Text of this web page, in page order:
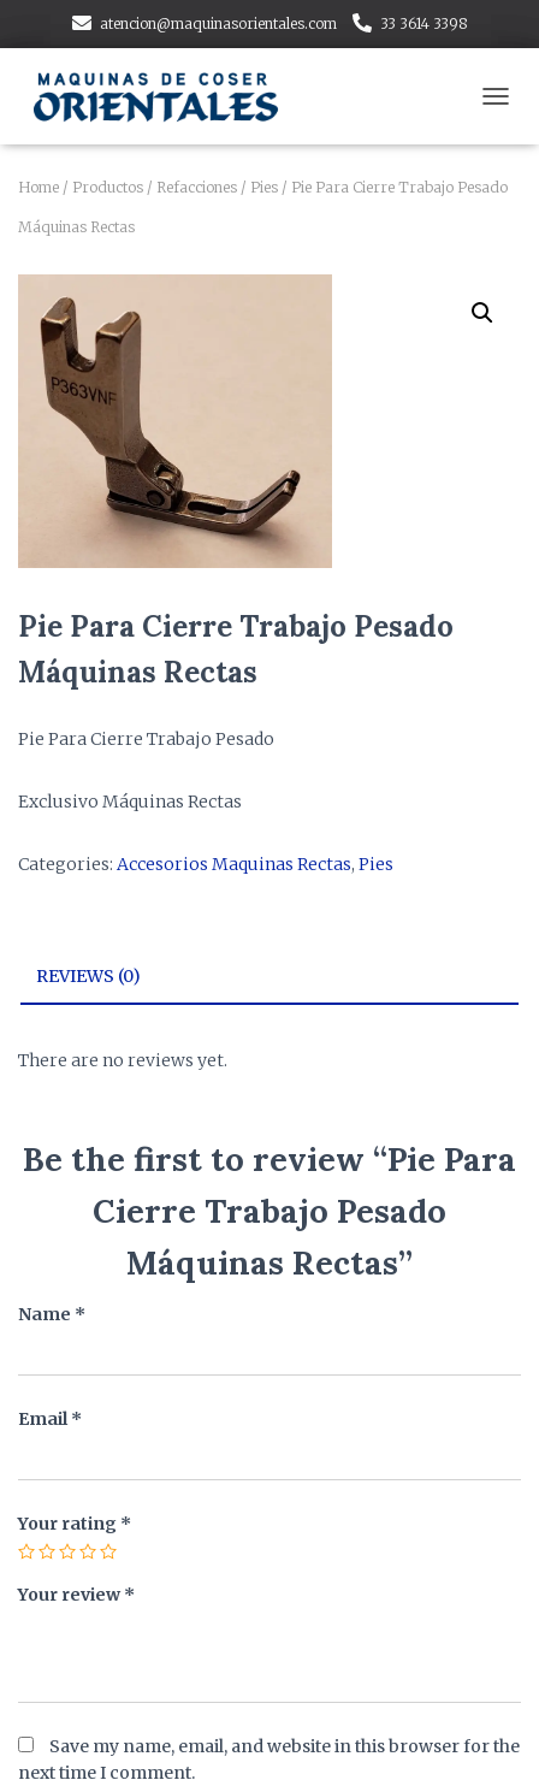
atencion@maquinasorientales.com 33 3614 3398
G
Home / Productos / Refacciones / Pies / Pie Para Cierre Trabajo Pesado
Máquinas Rectas
Pie Para Cierre Trabajo Pesado
Máquinas Rectas
Pie Para Cierre Trabajo Pesado
Exclusivo Máquinas Rectas
Categories: Accesorios Maquinas Rectas, Pies
REVIEWS (0)
There are no reviews yet.
Be the first to review “Pie Para
Cierre Trabajo Pesado
Máquinas Rectas”
Name *
Email*
Your rating *
Your review*
Save my name, email, and website in this browser for the
next time I comment.